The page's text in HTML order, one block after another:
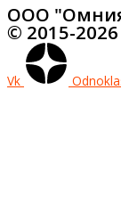
ООО
© 2015-2026
Vk